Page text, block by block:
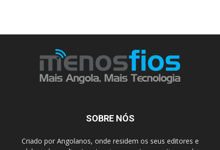
SOBRE NÓS
Criado por Angolanos, onde residem os seus editores e